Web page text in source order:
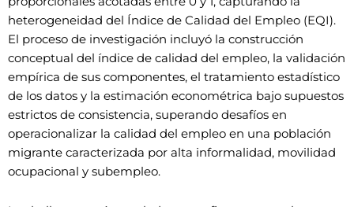
heterogeneidad del Índice de Calidad del Empleo (EQI).
El proceso de investigación incluyó la construcción
conceptual del índice de calidad del empleo, la validación
empírica de sus componentes, el tratamiento estadístico
de los datos y la estimación econométrica bajo supuestos
estrictos de consistencia, superando desafíos en
operacionalizar la calidad del empleo en una población
migrante caracterizada por alta informalidad, movilidad
ocupacional y subempleo.